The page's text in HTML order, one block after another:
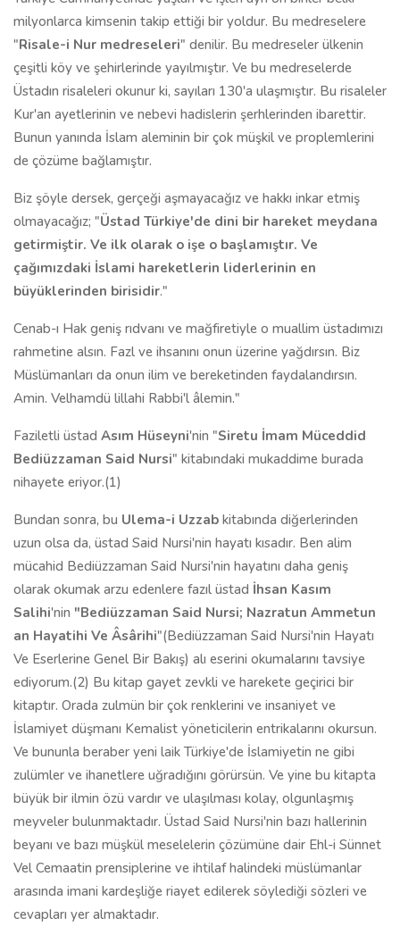
milyonlarca kimsenin takip ettiği bir yoldur. Bu medreselere
"Risale-i Nur medreseleri" denilir. Bu medreseler ülkenin
çeşitli köy ve şehirlerinde yayılmıştır. Ve bu medreselerde
Üstadın risaleleri okunur ki, sayıları 130'a ulaşmıştır. Bu risaleler
Kur'an ayetlerinin ve nebevi hadislerin şerhlerinden ibarettir.
Bunun yanında İslam aleminin bir çok müşkil ve proplemlerini
de çözüme bağlamıştır.
Biz şöyle dersek, gerçeği aşmayacağız ve hakkı inkar etmiş
olmayacağız; "Üstad Türkiye'de dini bir hareket meydana
getirmiştir. Ve ilk olarak o işe o başlamıştır. Ve
çağımızdaki İslami hareketlerin liderlerinin en
büyüklerinden birisidir."
Cenab-ı Hak geniş rıdvanı ve mağfiretiyle o muallim üstadımızı
rahmetine alsın. Fazl ve ihsanını onun üzerine yağdırsın. Biz
Müslümanları da onun ilim ve bereketinden faydalandırsın.
Amin. Velhamdü lillahi Rabbi'l âlemin."
Faziletli üstad Asım Hüseyni'nin "Siretu İmam Müceddid
Bediüzzaman Said Nursi" kitabındaki mukaddime burada
nihayete eriyor.(1)
Bundan sonra, bu Ulema-i Uzzab kitabında diğerlerinden
uzun olsa da, üstad Said Nursi'nin hayatı kısadır. Ben alim
mücahid Bediüzzaman Said Nursi'nin hayatını daha geniş
olarak okumak arzu edenlere fazıl üstad İhsan Kasım
Salihi'nin "Bediüzzaman Said Nursi; Nazratun Ammetun
an Hayatihi Ve Âsârihi"(Bediüzzaman Said Nursi'nin Hayatı
Ve Eserlerine Genel Bir Bakış) alı eserini okumalarını tavsiye
ediyorum.(2) Bu kitap gayet zevkli ve harekete geçirici bir
kitaptır. Orada zulmün bir çok renklerini ve insaniyet ve
İslamiyet düşmanı Kemalist yöneticilerin entrikalarını okursun.
Ve bununla beraber yeni laik Türkiye'de İslamiyetin ne gibi
zulümler ve ihanetlere uğradığını görürsün. Ve yine bu kitapta
büyük bir ilmin özü vardır ve ulaşılması kolay, olgunlaşmış
meyveler bulunmaktadır. Üstad Said Nursi'nin bazı hallerinin
beyanı ve bazı müşkül meselelerin çözümüne dair Ehl-i Sünnet
Vel Cemaatin prensiplerine ve ihtilaf halindeki müslümanlar
arasında imani kardeşliğe riayet edilerek söylediği sözleri ve
cevapları yer almaktadır.